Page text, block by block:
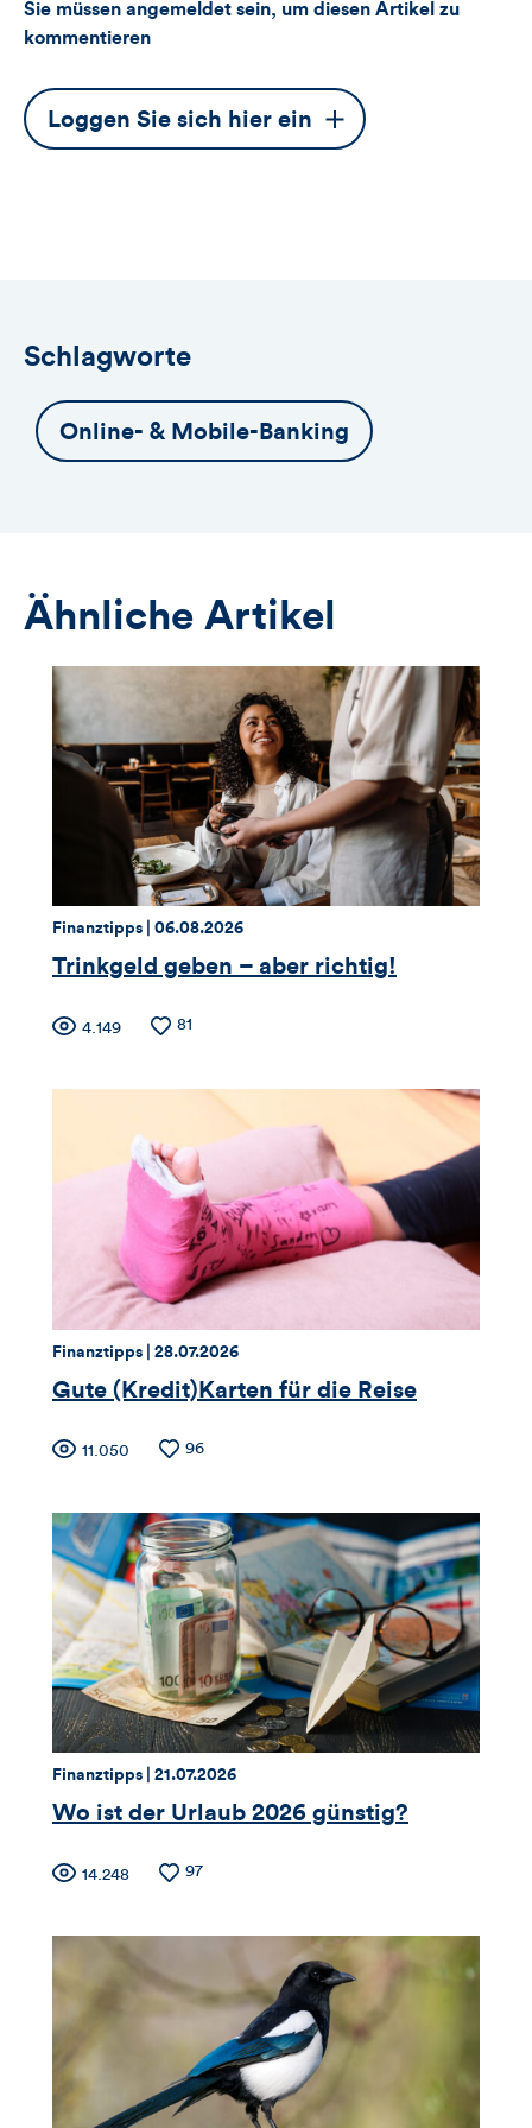
Sie müssen angemeldet sein, um diesen Artikel zu
kommentieren
Dieser
Button
Loggen Sie sich hier ein
Schlagworte
Online- & Mobile-Banking
Ähnliche Artikel
Thema:
Finanztipps | Datum:
06.08.2026
Trinkgeld geben – aber richtig!
Zähler
für
Views,
Likes
und
Kommentare
dieses
Artikels
Anzahl
4.149
Anzahl
81
Thema:
Finanztipps | Datum:
28.07.2026
Gute (Kredit)Karten für die Reise
Zähler
für
Views,
Likes
und
Kommentare
dieses
Artikels
Anzahl11.050
Anzahl
96
Thema:
Finanztipps | Datum:
21.07.2026
Wo ist der Urlaub 2026 günstig?
Zähler
für
Views,
Likes
und
Anzahl14.248
Anzahl
97